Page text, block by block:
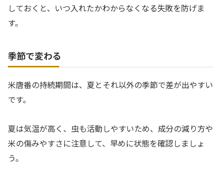
しておくと、いつ入れたかわからなくなる失敗を防げま
す。
季節で変わる
米唐番の持続期間は、夏とそれ以外の季節で差が出やすい
です。
夏は気温が高く、虫も活動しやすいため、成分の減り方や
米の傷みやすさに注意して、早めに状態を確認しましょ
う。